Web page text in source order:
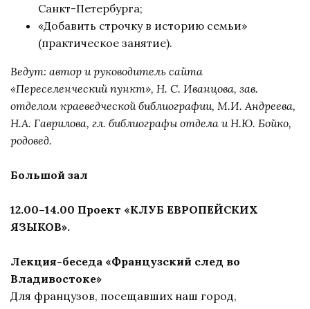
Санкт-Петербурга;
«Добавить строчку в историю семьи»
(практическое занятие).
Ведут: автор и руководитель сайта
«Переселенческий пункт», Н. С. Иванцова, зав.
отделом краеведческой библиографии, М.И. Андреева,
Н.А. Гаврилова, гл. библиографы отдела и Н.Ю. Бойко,
родовед.
Большой зал
12.00–14.00 Проект «КЛУБ ЕВРОПЕЙСКИХ
ЯЗЫКОВ».
Лекция-беседа «Французский след во
Владивостоке»
Для французов, посещавших наш город,